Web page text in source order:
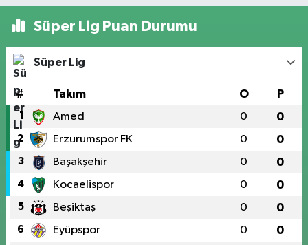
Süper Lig Puan Durumu
Süper Lig
# Takım O P
1 Amed 0 0
2 Erzurumspor FK 0 0
3 Başakşehir 0 0
4 Kocaelispor 0 0
5 Beşiktaş 0 0
6 Eyüpspor 0 0